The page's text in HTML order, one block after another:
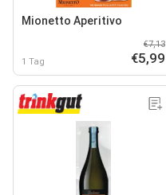
Mionetto Aperitivo
1 Tag
€7,13
€5,99